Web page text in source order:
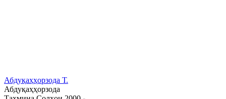
Абдуқаҳҳорзода Т.
Абдуқаҳҳорзода